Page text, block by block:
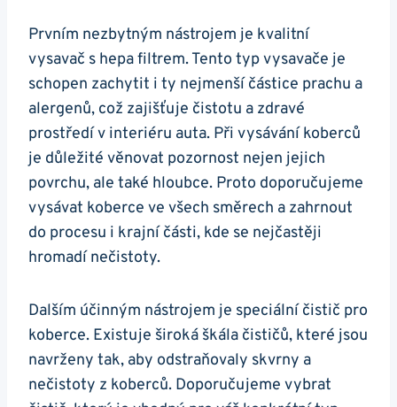
Prvním ‌nezbytným nástrojem je kvalitní
vysavač s⁤ hepa filtrem. Tento typ vysavače je
schopen zachytit i ty nejmenší částice prachu ⁢a
alergenů, ​což zajišťuje čistotu a zdravé ​
prostředí v interiéru auta. Při ⁣vysávání koberců
⁢je důležité věnovat pozornost⁢ nejen jejich​
povrchu,⁤ ale také hloubce.‍ Proto ⁣doporučujeme
vysávat koberce ve všech směrech a zahrnout
do procesu i krajní ‍části, kde se nejčastěji
hromadí nečistoty.
Dalším účinným nástrojem je‍ speciální čistič ⁢pro
koberce. Existuje široká škála čističů,‍ které​ jsou
navrženy tak,‍ aby odstraňovaly skvrny a
nečistoty z koberců. Doporučujeme vybrat⁢